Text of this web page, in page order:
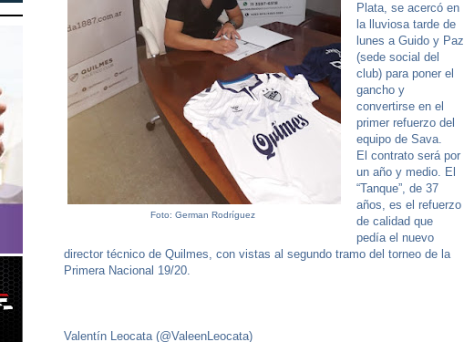
Foto: German Rodríguez
Plata, se acercó en
la lluviosa tarde de
lunes a Guido y Paz
(sede social del
club) para poner el
gancho y
convertirse en el
primer refuerzo del
equipo de Sava.
El contrato será por
un año y medio. El
“Tanque”, de 37
años, es el refuerzo
de calidad que
pedía el nuevo
director técnico de Quilmes, con vistas al segundo tramo del torneo de la
Primera Nacional 19/20.
Valentín Leocata (@ValeenLeocata)